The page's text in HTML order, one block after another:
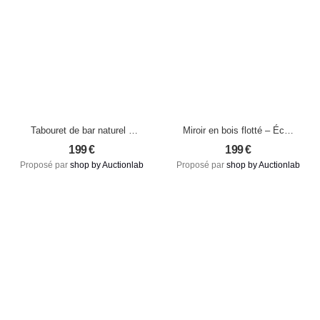
Tabouret de bar naturel –
Bois de teck et assise en
raphia tressé (pièce neuve)
199€
Proposé par shop by Auctionlab
Miroir en bois flotté – Éclat
organique et unicité
199€
Proposé par shop by Auctionlab